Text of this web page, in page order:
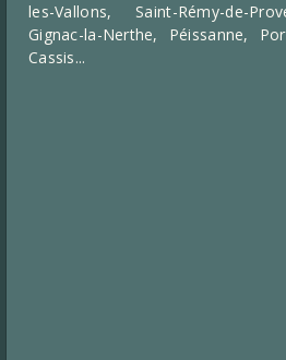
les-Vallons, Saint-Rémy-de-
Gignac-la-Nerthe, Péissanne,
Cassis...